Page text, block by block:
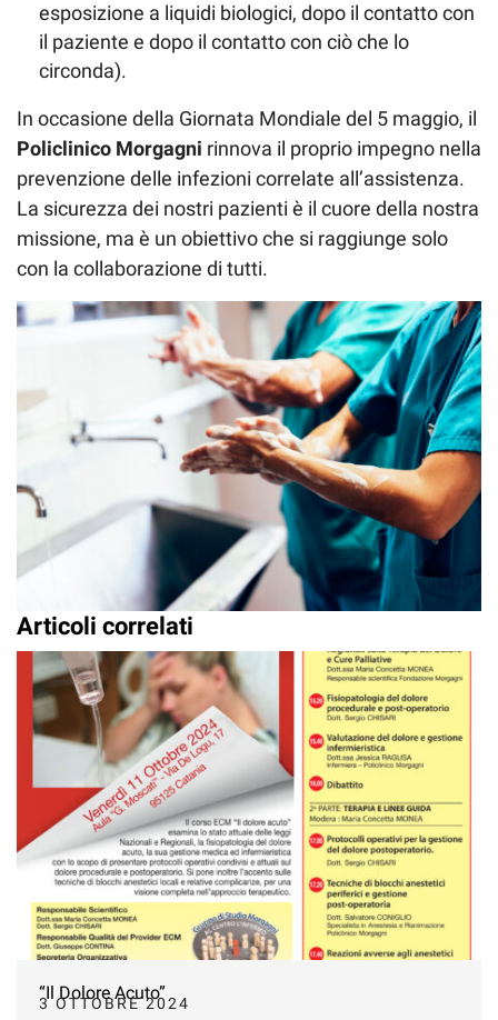
esposizione a liquidi biologici, dopo il contatto con
il paziente e dopo il contatto con ciò che lo
circonda).
In occasione della Giornata Mondiale del 5 maggio, il
Policlinico Morgagni rinnova il proprio impegno nella
prevenzione delle infezioni correlate all’assistenza.
La sicurezza dei nostri pazienti è il cuore della nostra
missione, ma è un obiettivo che si raggiunge solo
con la collaborazione di tutti.
Articoli correlati
“Il Dolore Acuto”
3 OTTOBRE 2024